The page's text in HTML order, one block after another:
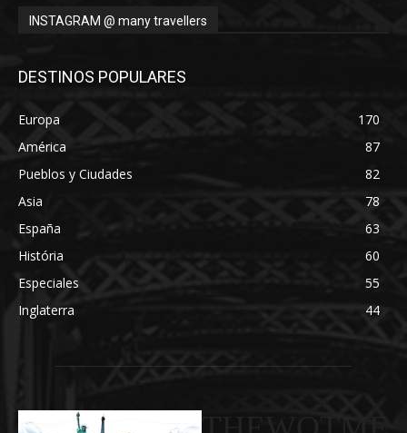
INSTAGRAM @ many travellers
DESTINOS POPULARES
Europa
170
América
87
Pueblos y Ciudades
82
Asia
78
España
63
História
60
Especiales
55
Inglaterra
44